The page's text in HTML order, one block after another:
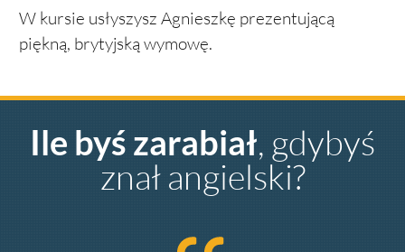
W kursie usłyszysz Agnieszkę prezentującą
piękną, brytyjską wymowę.
Ile byś zarabiał, gdybyś
znał angielski?